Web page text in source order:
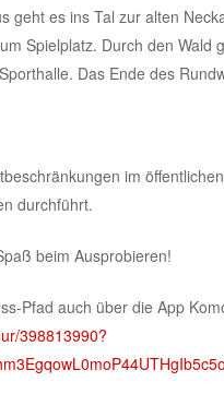
geht es ins Tal zur alten
Spielplatz. Durch den
Das Ende des
im
durchführt.
beim Ausprobieren!
Pfad auch über die App
398813990?